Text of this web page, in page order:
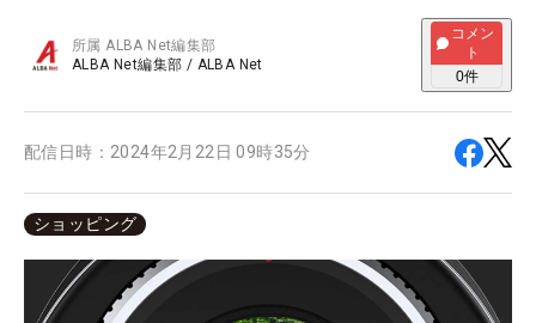
所属ALBA Net編集部
ALBA Net編集部 / ALBA Net
コメン
ト
0件
配信日時： 2024年2月22日 09時35分
ショッピング